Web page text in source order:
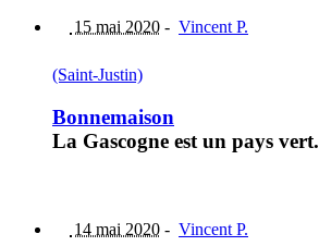
15 mai 2020 - Vincent P.
(Saint-Justin)
Bonnemaison
La Gascogne est un pays vert.
14 mai 2020 - Vincent P.